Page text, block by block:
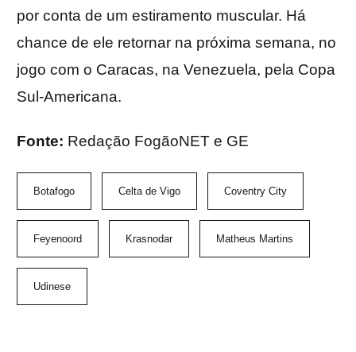
por conta de um estiramento muscular. Há
chance de ele retornar na próxima semana, no
jogo com o Caracas, na Venezuela, pela Copa
Sul-Americana.
Fonte: Redação FogãoNET e GE
Botafogo Celta de Vigo Coventry City
Feyenoord Krasnodar Matheus Martins
Udinese